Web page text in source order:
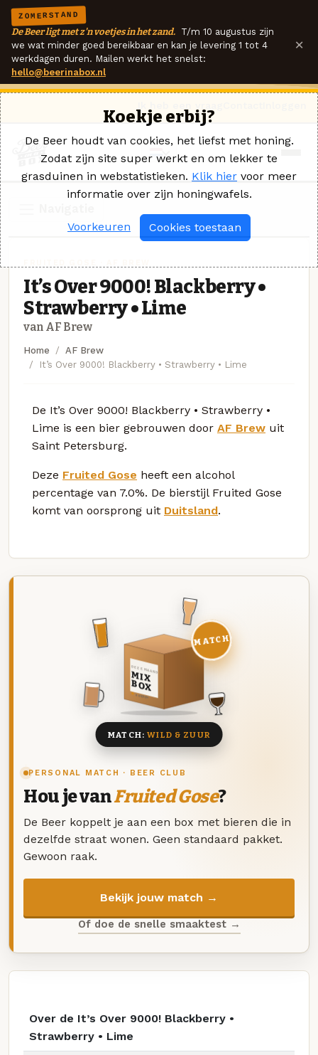
ZOMERSTAND
De Beer ligt met z'n voetjes in het zand. T/m 10 augustus zijn
we wat minder goed bereikbaar en kan je levering 1 tot 4
werkdagen duren. Mailen werkt het snelst:
hello@beerinabox.nl
×
It’s Over 9000! Blackberry •
Strawberry • Lime
van AF Brew
Home
AF Brew
It’s Over 9000! Blackberry • Strawberry • Lime
De It’s Over 9000! Blackberry • Strawberry •
Lime is een bier gebrouwen door AF Brew uit
Saint Petersburg.
Deze Fruited Gose heeft een alcohol
percentage van 7.0%. De bierstijl Fruited Gose
komt van oorsprong uit Duitsland.
PERSONAL MATCH · BEER CLUB
Hou je vanFruited Gose?
De Beer koppelt je aan een box met bieren die in
dezelfde straat wonen. Geen standaard pakket.
Gewoon raak.
Bekijk jouw match →
Of doe de snelle smaaktest →
DEZE MAAND
MIX
BOX
8 BIEREN
MATCH
MATCH:WILD & ZUUR
Over de It’s Over 9000! Blackberry •
Strawberry • Lime
Koekje erbij?
De Beer houdt van cookies, het liefst met honing.
Zodat zijn site super werkt en om lekker te
grasduinen in webstatistieken. Klik hier voor meer
informatie over zijn honingwafels.
Voorkeuren Cookies toestaan